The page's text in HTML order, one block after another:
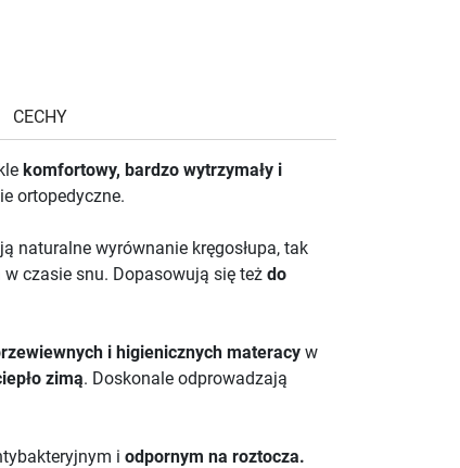
CECHY
komfortowy, bardzo wytrzymały i
ortopedyczne.
naturalne wyrównanie kręgosłupa, tak
czasie snu. Dopasowują się też do
i higienicznych materacy w
zimą. Doskonale odprowadzają
i odpornym na roztocza.